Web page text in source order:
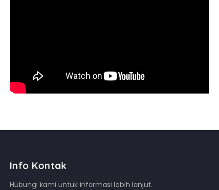
Info Kontak
Hubungi kami untuk informasi lebih lanjut.